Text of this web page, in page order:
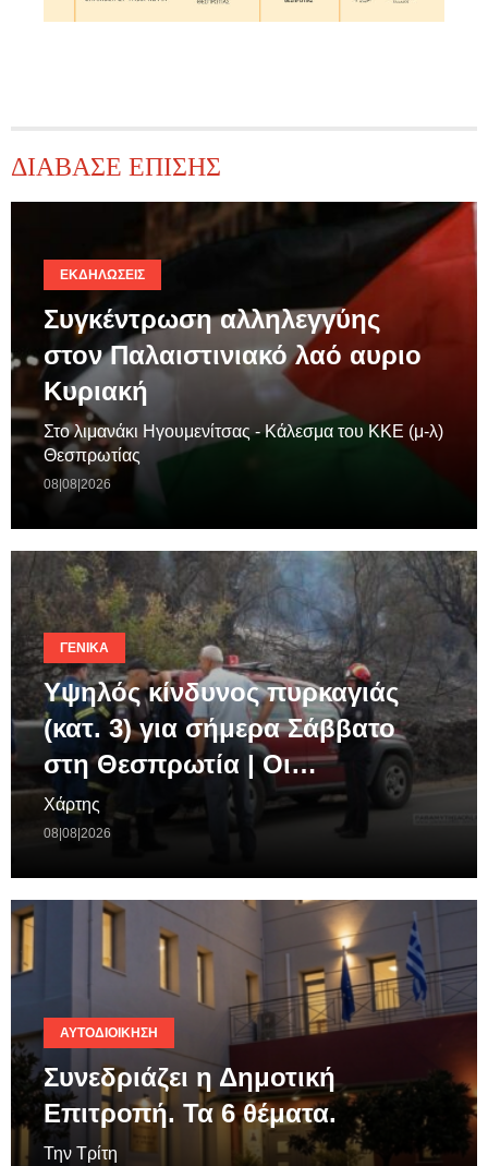
ΔΙΑΒΑΣΕ ΕΠΙΣΗΣ
ΕΚΔΗΛΏΣΕΙΣ
Συγκέντρωση αλληλεγγύης
στον Παλαιστινιακό λαό αυριο
Κυριακή
Στο λιμανάκι Ηγουμενίτσας - Κάλεσμα του ΚΚΕ (μ-λ)
Θεσπρωτίας
08|08|2026
ΓΕΝΙΚΆ
Υψηλός κίνδυνος πυρκαγιάς
(κατ. 3) για σήμερα Σάββατο
στη Θεσπρωτία | Οι…
Χάρτης
08|08|2026
ΑΥΤΟΔΙΟΊΚΗΣΗ
Συνεδριάζει η Δημοτική
Επιτροπή. Τα 6 θέματα.
Την Τρίτη